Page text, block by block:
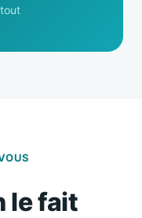
le fait